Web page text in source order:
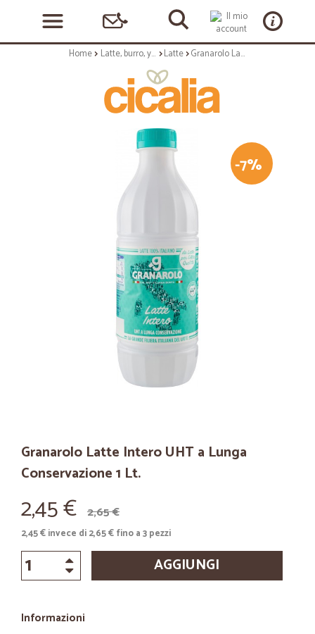
Home Latte, burro, yogurt Latte Granarolo Latte Intero UHT a Lunga Conservazione 1 Lt.
-7%
Granarolo Latte Intero UHT a Lunga
Conservazione 1 Lt.
2,45 € 2,65 €
2,45 € invece di 2,65 € fino a 3 pezzi
AGGIUNGI
Informazioni